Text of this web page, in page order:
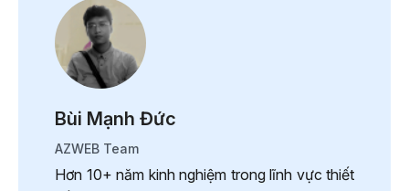
Bùi Mạnh Đức
AZWEB Team
Hơn 10+ năm kinh nghiệm trong lĩnh vực thiết